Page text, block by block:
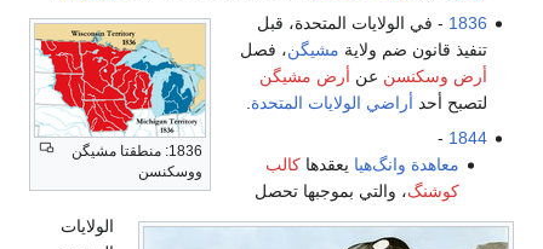
1836: منطقتا مشيگن
ووسكنسن
1836 - في الولايات المتحدة، قبل
تنفيذ قانون ضم ولاية مشيگن، فصل
أرض وسكنسن عن أرض مشيگن
لتصبح أحد أراضي الولايات المتحدة
1844
-
معاهدة وانگ‌هيا يعقدها كالب
كوشنگ، والتي بموجبها تحصل
الولايات